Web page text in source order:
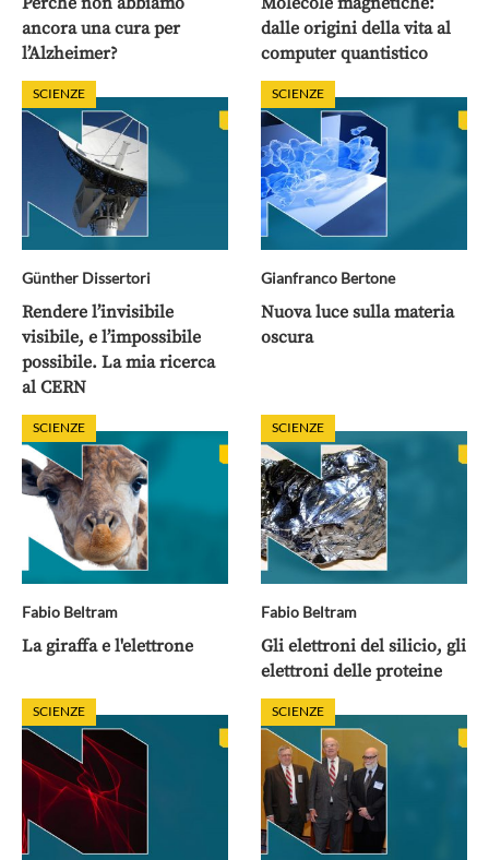
ancora una cura per
l’Alzheimer?
dalle origini della vita al
computer quantistico
SCIENZE
Günther Dissertori
Rendere l’invisibile
visibile, e l’impossibile
possibile. La mia ricerca
al CERN
SCIENZE
Gianfranco Bertone
Nuova luce sulla materia
oscura
SCIENZE
Fabio Beltram
La giraffa e l'elettrone
SCIENZE
Fabio Beltram
Gli elettroni del silicio, gli
elettroni delle proteine
SCIENZE SCIENZE